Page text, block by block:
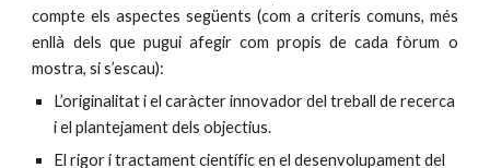
compte els aspectes següents (com a criteris comuns, més
enllà dels que pugui afegir com propis de cada fòrum o
mostra, si s’escau):
L’originalitat i el caràcter innovador del treball de recerca
i el plantejament dels objectius.
El rigor i tractament científic en el desenvolupament del